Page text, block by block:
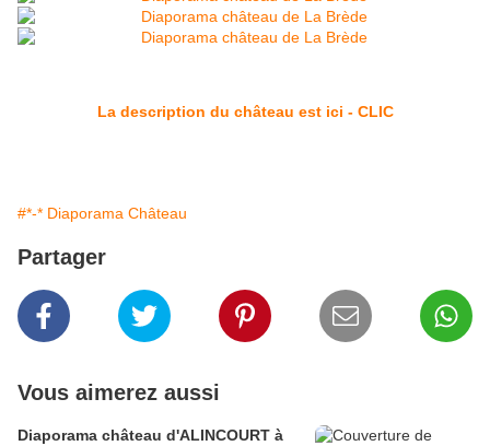
La description du château est ici - CLIC
#*-* Diaporama Château
Partager
Vous aimerez aussi
Diaporama château d'ALINCOURT à